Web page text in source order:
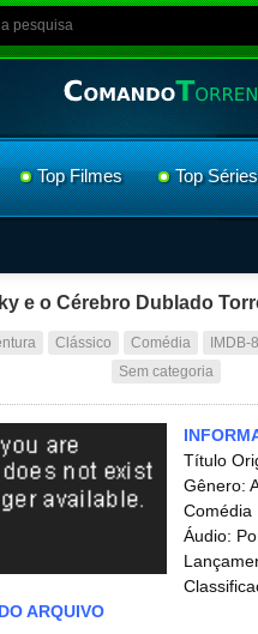
Top Filmes Top Séries
e o Cérebro Dublado
Clássico Comédia IMDB-
Sem categoria
Título
Gênero:
Comédia
Áudio:
ARQUIVO